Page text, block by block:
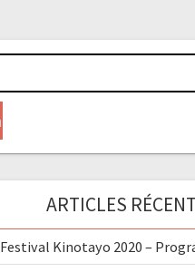
ARTICLES
Festival Kinotayo 2020 –